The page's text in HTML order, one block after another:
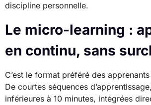
discipline personnelle.
Le micro-learning :
en continu, sans
C’est le format préféré des
De courtes séquences
inférieures à 10 minutes, intégrées